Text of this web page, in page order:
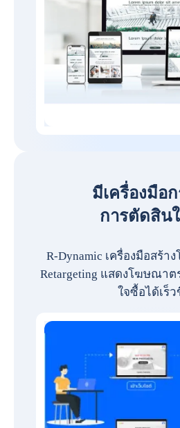
มีเครื่องมือ
การตัดสิน
R-Dynamic เครื่องมือสร้า
Retargeting แสดงโฆษณาต
ใจซื้อได้เร็